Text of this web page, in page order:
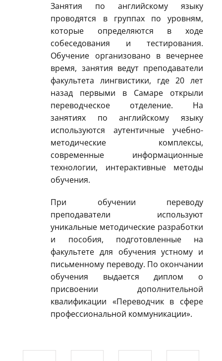
Занятия по английскому языку
проводятся в группах по уровням,
которые определяются в ходе
собеседования и тестирования.
Обучение организовано в вечернее
время, занятия ведут преподаватели
факультета лингвистики, где 20 лет
назад первыми в Самаре открыли
переводческое отделение. На
занятиях по английскому языку
используются аутентичные учебно-
методические комплексы,
современные информационные
технологии, интерактивные методы
обучения.
При обучении переводу
преподаватели используют
уникальные методические разработки
и пособия, подготовленные на
факультете для обучения устному и
письменному переводу. По окончании
обучения выдается диплом о
присвоении дополнительной
квалификации «Переводчик в сфере
профессиональной коммуникации».